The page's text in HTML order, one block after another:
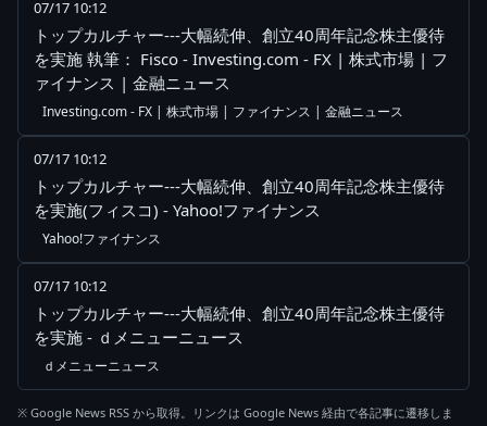
07/17 10:12
トップカルチャー---大幅続伸、創立40周年記念株主優待
を実施 執筆： Fisco - Investing.com - FX | 株式市場 | フ
ァイナンス | 金融ニュース
Investing.com - FX | 株式市場 | ファイナンス | 金融ニュース
07/17 10:12
トップカルチャー---大幅続伸、創立40周年記念株主優待
を実施(フィスコ) - Yahoo!ファイナンス
Yahoo!ファイナンス
07/17 10:12
トップカルチャー---大幅続伸、創立40周年記念株主優待
を実施 - ｄメニューニュース
ｄメニューニュース
※ Google News RSS から取得。リンクは Google News 経由で各記事に遷移しま